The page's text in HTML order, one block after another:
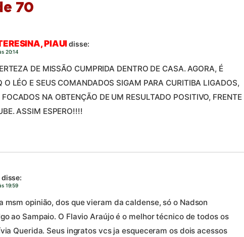
70
PIAUIdisse:
20:14
DE MISSÃO CUMPRIDA DENTRO DE CASA. AGORA, É
O LÉO E SEUS COMANDADOS SIGAM PARA CURITIBA LIGADOS,
NA OBTENÇÃO DE UM RESULTADO POSITIVO, FRENTE
ASSIM ESPERO!!!!
disse:
19:59
msm opinião, dos que vieram da caldense, só o Nadson
ao Sampaio. O Flavio Araújo é o melhor técnico de todos os
Querida. Seus ingratos vcs ja esqueceram os dois acessos